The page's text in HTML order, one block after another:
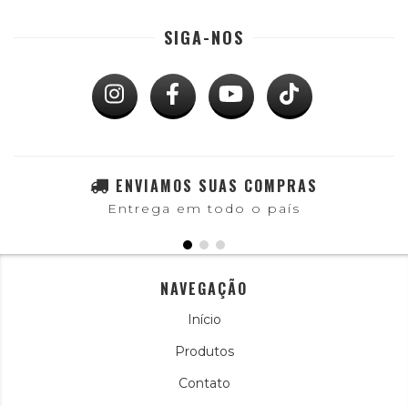
SIGA-NOS
ENVIAMOS SUAS COMPRAS
Entrega em todo o país
NAVEGAÇÃO
Início
Produtos
Contato